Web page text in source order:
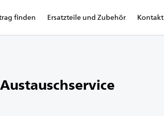
finden Ersatzteile und Zubehör Kontakt